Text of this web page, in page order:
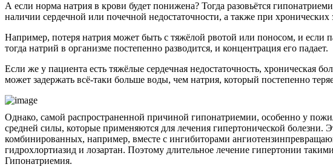
А если норма натрия в крови будет понижена? Тогда разовьётся
наличии сердечной или почечной недостаточности, а также при хронических
Например, потеря натрия может быть с тяжёлой рвотой или поносом, и если
тогда натрий в организме постепенно разводится, и концентрация его падает.
Если же у пациента есть тяжёлые сердечная недостаточность, хроническая
может задержать всё-таки больше воды, чем натрия, который постепенно
Однако, самой распространенной причиной гипонатриемии, особенно у
средней силы, которые применяются для лечения гипертонической болезни.
комбинированных, например, вместе с ингибиторами
гидрохлортиазид и лозартан. Поэтому длительное лечение гипертонии
Гипонатриемия.